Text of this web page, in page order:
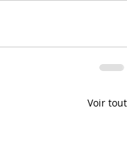
Voir tout